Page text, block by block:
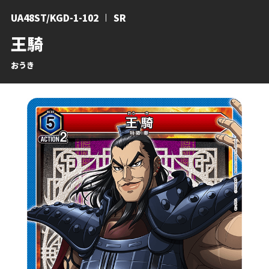
王騎
おうき
UA48ST/KGD-1-102 SR